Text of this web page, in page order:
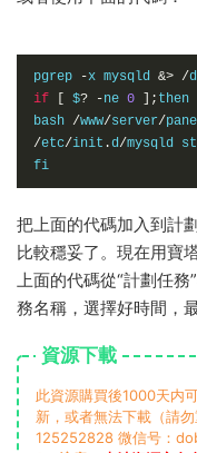
pgrep -x mysqld &> /
if
[ $? -ne 0 ]; then
bash /www/server/
/etc/init .d/mysqld
fi
把上面的代碼加入到計
比較穩妥了。現在用寶
上面的代碼從“計劃任務
務名稱，選擇好時間，
資源下載
此資源購買後1000天内
新，或者無法下載（請
125252828 微信号：